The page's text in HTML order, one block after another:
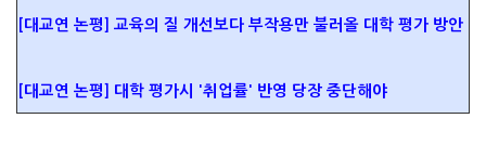
[대교연 논평] 교육의 질 개선보다 부작용만 불러올 대학 평가 방안
[대교연 논평] 대학 평가시 '취업률' 반영 당장 중단해야